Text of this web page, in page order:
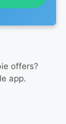
offers?
app.